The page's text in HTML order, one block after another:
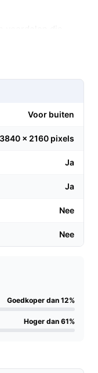
rondom je huis.
en helder in
van
alleen
Het zonnepaneel
door zorgeloos
die hun
bedrijven die
Zowel voor
bij
Voor buiten
3840 x 2160 pixels
Ja
Ja
Nee
Nee
Goedkoper dan 12%
Hoger dan 61%